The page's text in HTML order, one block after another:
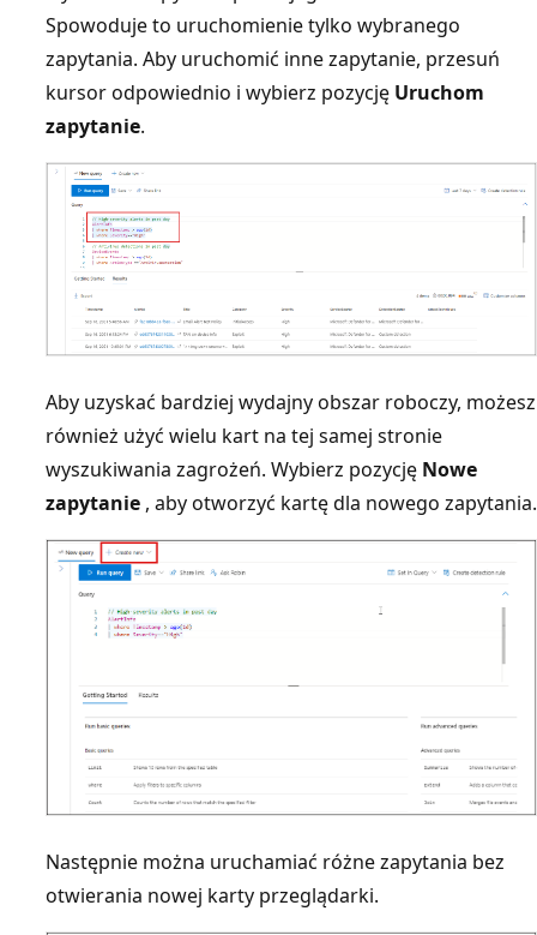
Spowoduje to uruchomienie tylko wybranego
zapytania. Aby uruchomić inne zapytanie, przesuń
kursor odpowiednio i wybierz pozycję Uruchom
zapytanie.
Aby uzyskać bardziej wydajny obszar roboczy, możesz
również użyć wielu kart na tej samej stronie
wyszukiwania zagrożeń. Wybierz pozycję Nowe
zapytanie , aby otworzyć kartę dla nowego zapytania.
Następnie można uruchamiać różne zapytania bez
otwierania nowej karty przeglądarki.